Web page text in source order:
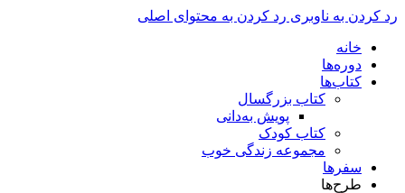
رد کردن به ناوبری رد کردن به محتوای اصلی
خانه
دوره‌ها
کتاب‌ها
کتاب بزرگسال
پویش به‌دانی
کتاب کودک
مجموعه زندگی خوب
سفرها
طرح‌ها